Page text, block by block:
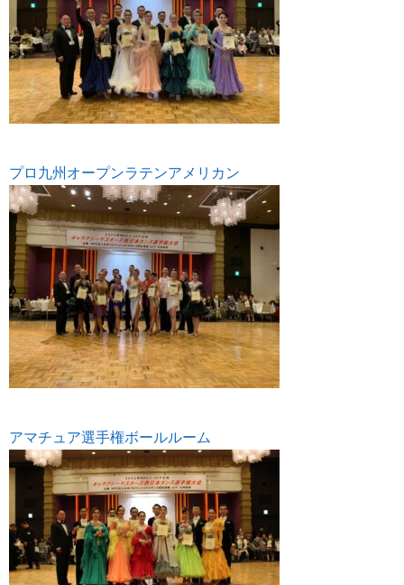
プロ九州オープンラテンアメリカン
アマチュア選手権ボールルーム